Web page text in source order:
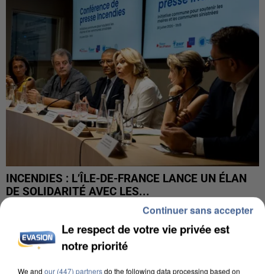
INCENDIES : L’ÎLE-DE-FRANCE LANCE UN ÉLAN
DE SOLIDARITÉ AVEC LES...
Le respect de votre vie privée est
notre priorité
We and our (447) partnersdo the following data processing based on
Continuer sans accepter